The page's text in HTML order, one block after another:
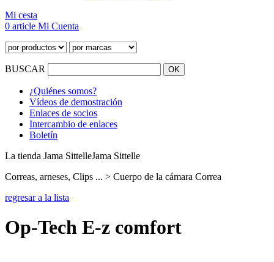
Mi cesta
0 article Mi Cuenta
BUSCAR
¿Quiénes somos?
Vídeos de demostración
Enlaces de socios
Intercambio de enlaces
Boletín
La tienda Jama SittelleJama Sittelle
Correas, arneses, Clips ... > Cuerpo de la cámara Correa
regresar a la lista
Op-Tech E-z comfort